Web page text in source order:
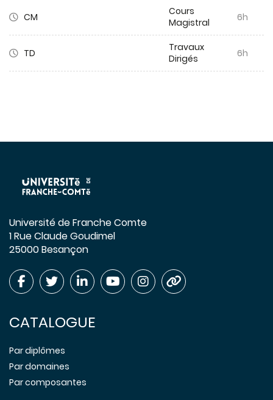
CM
Cours
Magistral
6h
TD
Travaux
Dirigés
6h
Université de Franche Comte
1 Rue Claude Goudimel
25000 Besançon
CATALOGUE
Par diplômes
Par domaines
Par composantes